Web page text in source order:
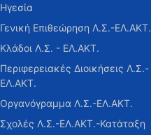
Ηγεσία
Γενική Επιθεώρηση Λ.Σ.-ΕΛ.ΑΚΤ.
Κλάδοι Λ.Σ. - ΕΛ.ΑΚΤ.
Περιφερειακές Διοικήσεις Λ.Σ.-
ΕΛ.ΑΚΤ.
Οργανόγραμμα Λ.Σ.-ΕΛ.ΑΚΤ.
Σχολές Λ.Σ.-ΕΛ.ΑΚΤ.-Κατάταξη